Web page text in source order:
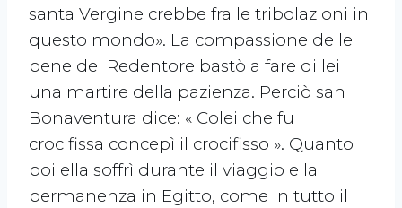
santa Vergine crebbe fra le tribolazioni in
questo mondo». La compassione delle
pene del Redentore bastò a fare di lei
una martire della pazienza. Perciò san
Bonaventura dice: « Colei che fu
crocifissa concepì il crocifisso ». Quanto
poi ella soffrì durante il viaggio e la
permanenza in Egitto, come in tutto il